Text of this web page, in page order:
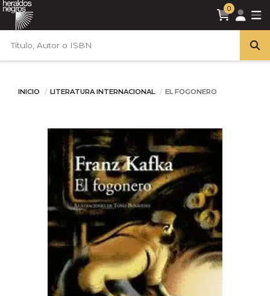
0
INICIO LITERATURA INTERNACIONAL EL FOGONERO